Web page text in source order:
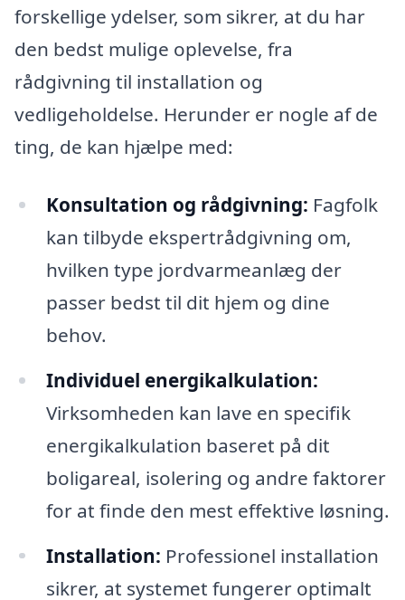
forskellige ydelser, som sikrer, at du har
den bedst mulige oplevelse, fra
rådgivning til installation og
vedligeholdelse. Herunder er nogle af de
ting, de kan hjælpe med:
Konsultation og rådgivning: Fagfolk
kan tilbyde ekspertrådgivning om,
hvilken type jordvarmeanlæg der
passer bedst til dit hjem og dine
behov.
Individuel energikalkulation:
Virksomheden kan lave en specifik
energikalkulation baseret på dit
boligareal, isolering og andre faktorer
for at finde den mest effektive løsning.
Installation: Professionel installation
sikrer, at systemet fungerer optimalt